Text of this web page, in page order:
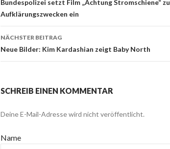
Beitragsnavigation
Bundespolizei setzt Film „Achtung Stromschiene“ zu
Aufklärungszwecken ein
NÄCHSTER BEITRAG
Neue Bilder: Kim Kardashian zeigt Baby North
SCHREIB EINEN KOMMENTAR
Deine E-Mail-Adresse wird nicht veröffentlicht.
Name